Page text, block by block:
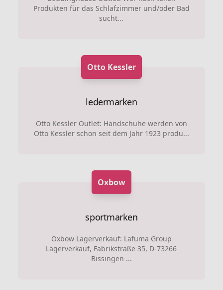
Produkten für das Schlafzimmer und/oder Bad
sucht...
Otto Kessler
ledermarken
Otto Kessler Outlet: Handschuhe werden von
Otto Kessler schon seit dem Jahr 1923 produ...
Oxbow
sportmarken
Oxbow Lagerverkauf: Lafuma Group
Lagerverkauf, Fabrikstraße 35, D-73266
Bissingen ...